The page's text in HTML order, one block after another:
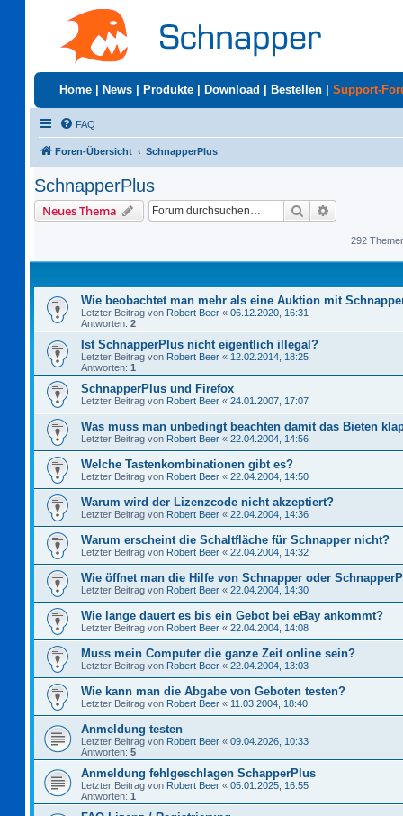
Home News Produkte Download Bestellen Support-
FAQ
Foren-Übersicht SchnapperPlus
SchnapperPlus
Neues Thema Suche
292
Wie beobachtet man mehr als eine Auktion mit
Letzter Beitrag von Robert Beer « 06.12.2020, 16:31
Antworten: 2
Ist SchnapperPlus nicht eigentlich illegal?
Letzter Beitrag von Robert Beer « 12.02.2014, 18:25
Antworten: 1
SchnapperPlus und Firefox
Letzter Beitrag von Robert Beer « 24.01.2007, 17:07
Was muss man unbedingt beachten damit das Bieten
Letzter Beitrag von Robert Beer « 22.04.2004, 14:56
Welche Tastenkombinationen gibt es?
Letzter Beitrag von Robert Beer « 22.04.2004, 14:50
Warum wird der Lizenzcode nicht akzeptiert?
Letzter Beitrag von Robert Beer « 22.04.2004, 14:36
Warum erscheint die Schaltfläche für Schnapper nicht?
Letzter Beitrag von Robert Beer « 22.04.2004, 14:32
Wie öffnet man die Hilfe von Schnapper oder
Letzter Beitrag von Robert Beer « 22.04.2004, 14:30
Wie lange dauert es bis ein Gebot bei eBay ankommt?
Letzter Beitrag von Robert Beer « 22.04.2004, 14:08
Muss mein Computer die ganze Zeit online sein?
Letzter Beitrag von Robert Beer « 22.04.2004, 13:03
Wie kann man die Abgabe von Geboten testen?
Letzter Beitrag von Robert Beer « 11.03.2004, 18:40
Anmeldung testen
Letzter Beitrag von Robert Beer « 09.04.2026, 10:33
Antworten: 5
Anmeldung fehlgeschlagen SchapperPlus
Letzter Beitrag von Robert Beer « 05.01.2025, 16:55
Antworten: 1